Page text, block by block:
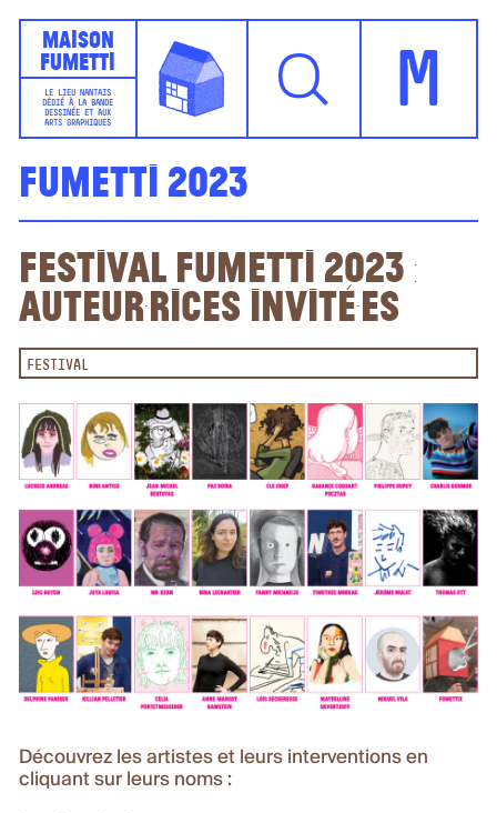
Maison
Fumetti
LE LIEU NANTAIS
DÉDIÉ À LA BANDE
DESSINÉE ET AUX
ARTS GRAPHIQUES
M
Fumetti 2023
Festival Fumetti 2023 :
auteur·rices invité·es
FESTIVAL
Découvrez les artistes et leurs interventions en
cliquant sur leurs noms :